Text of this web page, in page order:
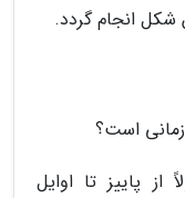
شکل انجام گردد.
زمانی است؟
از پاییز تا اوایل